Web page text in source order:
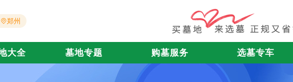
郑州
大全 墓地专题 购墓服务 选墓专车